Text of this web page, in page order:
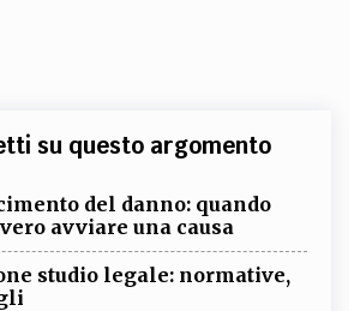
su questo argomento
del danno: quando
avviare una causa
studio legale: normative,